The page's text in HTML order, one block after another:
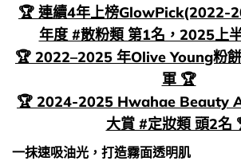
🏆 連續4年上榜GlowPick(2022-
年度 #散粉類 第1名，2025上
🏆 2022–2025 年Olive Young粉
軍 🏆
🏆 2024-2025 Hwahae Beauty
大賞 #定妝類 頭2名
一抹速吸油光，打造霧面透明肌